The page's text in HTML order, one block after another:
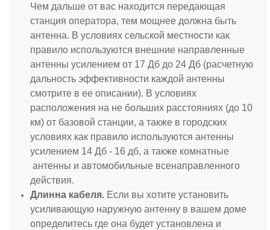
Чем дальше от вас находится передающая
станция оператора, тем мощнее должна быть
антенна. В условиях сельской местности как
правило используются внешние направленные
антенны усилением от 17 Дб до 24 Дб (расчетную
дальность эффективности каждой антенны
смотрите в ее описании). В условиях
расположения на не больших расстояниях (до 10
км) от базовой станции, а также в городских
условиях как правило используются антенны
усилением 14 Дб - 16 дб, а также комнатные
антенны и автомобильные всенаправленного
действия.
Длинна кабеля. Если вы хотите установить
усиливающую наружную антенну в вашем доме
определитесь где она будет установлена и